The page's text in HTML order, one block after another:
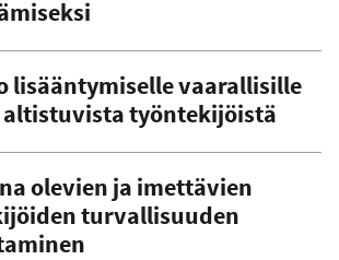
lisääntymiselle vaarallisille
altistuvista työntekijöistä
olevien ja imettävien
turvallisuuden